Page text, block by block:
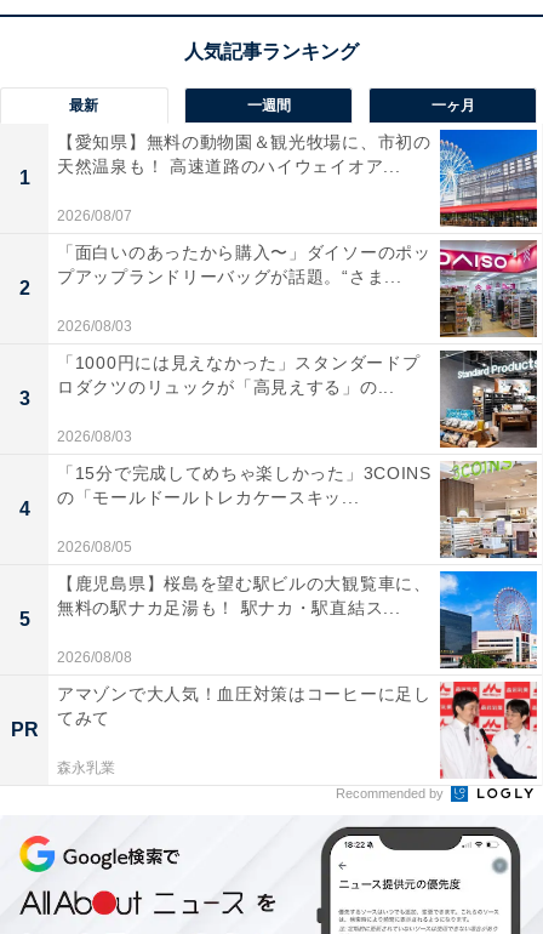
最新 一週間 一ヶ月
1
【愛知県】無料の動物園＆観光牧場に、市初の
天然温泉も！ 高速道路のハイウェイオア...
2026/08/07
2
「面白いのあったから購入〜」ダイソーのポッ
プアップランドリーバッグが話題。“さま...
2026/08/03
3
「1000円には見えなかった」スタンダードプ
ロダクツのリュックが「高見えする」の...
2026/08/03
4
「15分で完成してめちゃ楽しかった」3COINS
の「モールドールトレカケースキッ...
2026/08/05
5
【鹿児島県】桜島を望む駅ビルの大観覧車に、
無料の駅ナカ足湯も！ 駅ナカ・駅直結ス...
2026/08/08
PR
アマゾンで大人気！血圧対策はコーヒーに足し
てみて
森永乳業
Recommended by